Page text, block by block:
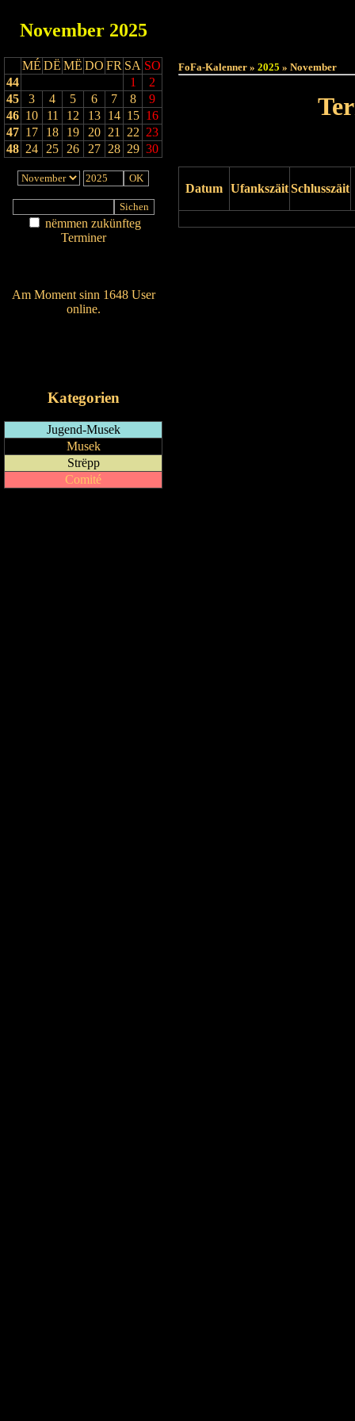
November 2025
MÉ DË MË DO FR SA SO
44
1
2
45
3 4 5 6 7 8
9
46 10 11 12 13 14 15 16
47 17 18 19 20 21 22 23
48 24 25 26 27 28 29 30
nëmmen zukünfteg
Terminer
Am Moment sinn 1648 User
online.
Kategorien
Jugend-Musek
Musek
Strëpp
Comité
FoFa-Kalenner » 2025 » November
Datum UfankszäitSchlusszäit